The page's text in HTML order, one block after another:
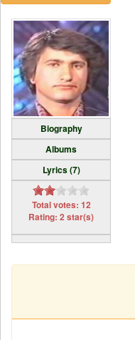
Biography
Albums
Lyrics (7)
Total votes: 12
Rating: 2 star(s)